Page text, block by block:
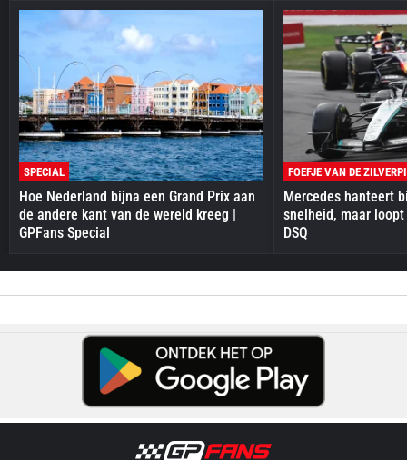
SPECIAL
Hoe Nederland bijna een Grand Prix aan
de andere kant van de wereld kreeg |
GPFans Special
FOEFJE VAN DE
Mercedes hanteert
snelheid, maar
DSQ